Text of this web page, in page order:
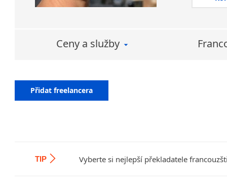
Ceny a služby
Přidat freelancera
TIP Vyberte si nejlepší překladatele